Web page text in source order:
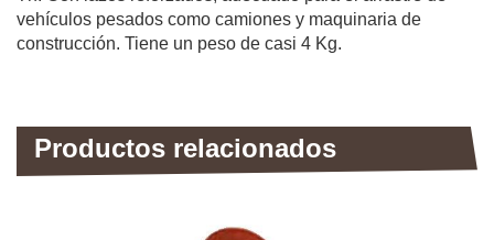
vehículos pesados como camiones y maquinaria de
construcción. Tiene un peso de casi 4 Kg.
Productos relacionados